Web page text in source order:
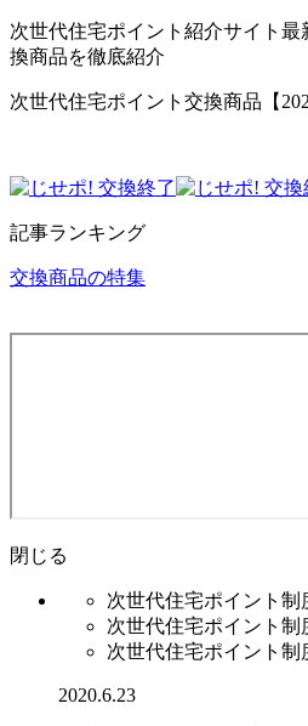
次世代住宅ポイント紹介サイト
換商品を徹底紹介
次世代住宅ポイント交換商品【
記事ランキング
交換商品の特集
閉じる
次世代住宅ポイント制
次世代住宅ポイント
次世代住宅ポイント
2020.6.23